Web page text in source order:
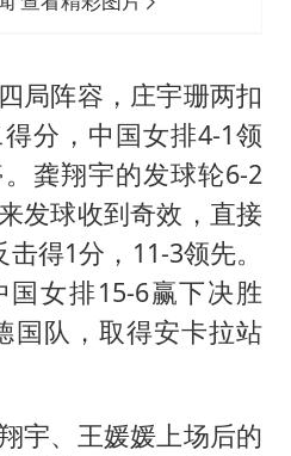
局阵容，庄宇珊两扣
分，中国女排4-1领
龚翔宇的发球轮6-2
发球收到奇效，直接
得1分，11-3领先。
女排15-6赢下决胜
国队，取得安卡拉站
宇、王媛媛上场后的